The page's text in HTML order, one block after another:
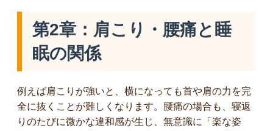
第2章：肩こり・腰痛と睡
眠の関係
例えば肩こりが強いと、横になっても首や肩の力を完
全に抜くことが難しくなります。腰痛の場合も、寝返
りのたびに微かな違和感が生じ、無意識に「楽な姿